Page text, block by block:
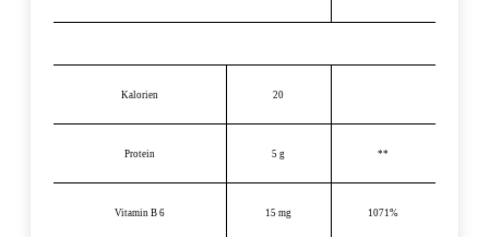
Kalorien 20
Protein 5 g **
Vitamin B 6 15 mg 1071%